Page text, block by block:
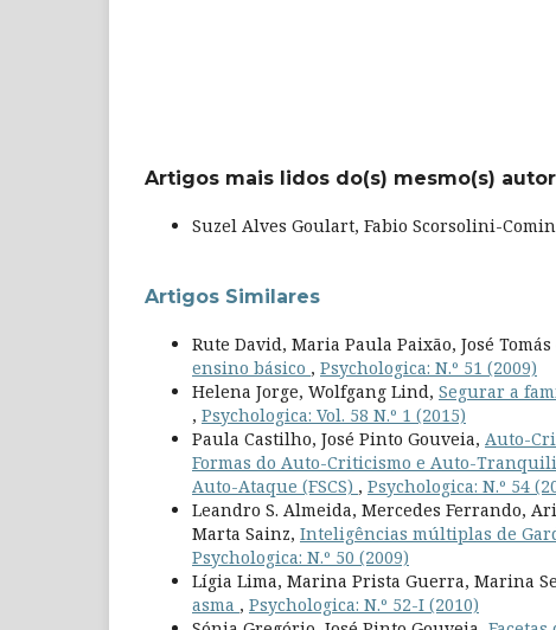
Artigos mais lidos do(s) mesmo(s)
Suzel Alves Goulart, Fabio Scorsolini-
Artigos Similares
Rute David, Maria Paula Paixão, José
ensino básico , Psychologica: N.º 51 (2009)
Helena Jorge, Wolfgang Lind, Segurar a
, Psychologica: Vol. 58 N.º 1 (2015)
Paula Castilho, José Pinto Gouveia, Auto-
Formas do Auto-Criticismo e Auto-
Auto-Ataque (FSCS) , Psychologica: N.º 54
Leandro S. Almeida, Mercedes Ferrando,
Marta Sainz, Inteligências múltiplas de
Psychologica: N.º 50 (2009)
Lígia Lima, Marina Prista Guerra, Marina
asma , Psychologica: N.º 52-I (2010)